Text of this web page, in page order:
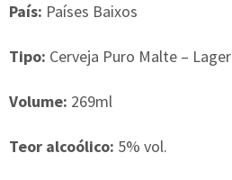
País: Países Baixos
Tipo: Cerveja Puro Malte – Lager
Volume: 269ml
Teor alcoólico: 5% vol.